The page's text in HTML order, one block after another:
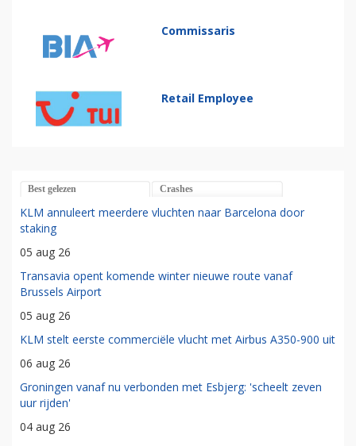
Commissaris
Retail Employee
Best gelezen Crashes
KLM annuleert meerdere vluchten naar Barcelona door
staking
05 aug 26
Transavia opent komende winter nieuwe route vanaf
Brussels Airport
05 aug 26
KLM stelt eerste commerciële vlucht met Airbus A350-900 uit
06 aug 26
Groningen vanaf nu verbonden met Esbjerg: 'scheelt zeven
uur rijden'
04 aug 26